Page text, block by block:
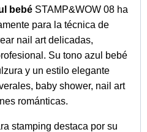
bebé STAMP&WOW 08 ha
para la técnica de
nail art delicadas,
Su tono azul bebé
y un estilo elegante
baby shower, nail art
románticas.
stamping destaca por su